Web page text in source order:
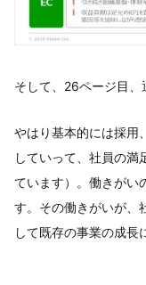
そして、26ページ目、
やはり基本的には採用
していって、社員の満
ています）。働きがい
す。その働きがいが、
して既存の事業の成長